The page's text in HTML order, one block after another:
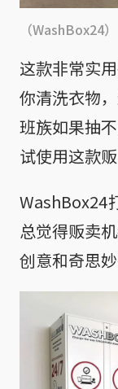
（WashBox24）
这款非常实
你清洗衣物
班族如果抽
试使用这款贩
WashBox24
总觉得贩卖
创意和奇思